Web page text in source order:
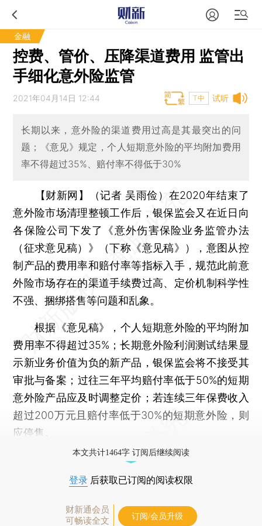
金融
控费、管价、压降渠道费用 监管出
手细化意外险监管
试听
2021年04月14日 12:44 T中
长期以来，意外险的渠道费用过高是其最突出的问
题；《意见》规定，个人短期意外险的平均附加费用
率不得超过35%、赔付率不得低于30%
【财新网】（记者 吴雨俭） 在2020年结束了
意外险市场清理整顿工作后，银保监会又在近日向
各保险公司下发了《意外伤害保险业务监管办法
（征求意见稿）》（下称《意见稿》），意图从控
制产品的费用率和赔付率等指标入手，规范此前意
外险市场存在的渠道手续费过高、定价机制科学性
不强、捆绑搭售等问题和乱象。
根据《意见稿》，个人短期意外险的平均附加
费用率不得超过35%；长期意外险利润测试结果显
示新业务价值为负的新产品，银保监会将不接受其
审批与备案；过往三年平均赔付率低于50%的短期
意外险产品应及时调整定价；若连续三年保费收入
超过200万元且赔付率低于30%的短期意外险，则
应停售。
本文共计1464字 订阅后继续阅读
登录 后获取已订阅的阅读权限
财新通会员
可畅读全文
订阅/会员升级